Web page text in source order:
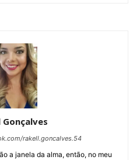
Gonçalves
rakell.goncalves.54
a janela da alma, então, no meu